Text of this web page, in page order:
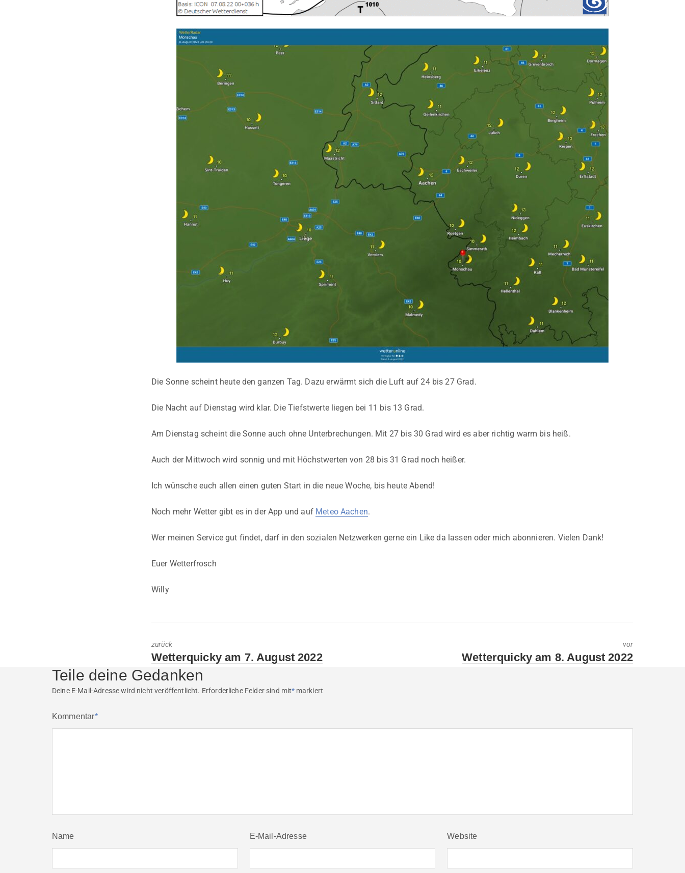
Die Sonne scheint heute den ganzen Tag. Dazu erwärmt sich die Luft auf 24 bis 27 Grad.
Die Nacht auf Dienstag wird klar. Die Tiefstwerte liegen bei 11 bis 13 Grad.
Am Dienstag scheint die Sonne auch ohne Unterbrechungen. Mit 27 bis 30 Grad wird es aber richtig warm bis heiß.
Auch der Mittwoch wird sonnig und mit Höchstwerten von 28 bis 31 Grad noch heißer.
Ich wünsche euch allen einen guten Start in die neue Woche, bis heute Abend!
Noch mehr Wetter gibt es in der App und auf Meteo Aachen.
Wer meinen Service gut findet, darf in den sozialen Netzwerken gerne ein Like da lassen oder mich abonnieren. Vielen Dank!
Euer Wetterfrosch
Willy
zurück
Previous
post:
Wetterquicky am 7. August 2022
vor
Next
Wetterquicky am 8. August 2022
Teile deine Gedanken
Deine E-Mail-Adresse wird nicht veröffentlicht. Erforderliche Felder sind mit*markiert
Kommentar*
Name E-Mail-Adresse Website